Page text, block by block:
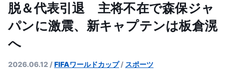
脱＆代表引退 主将不在で森保ジャ
パンに激震、新キャプテンは板倉滉
へ
2026.06.12 /FIFAワールドカップ/ スポーツ